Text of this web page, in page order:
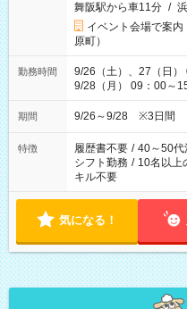
舞阪駅から車11分 /
イベント会場で案
原町）
勤務時間
9/26（土）、27（日
期間 9/26～9/28 ※3日間
特徴 履歴書不要 / 40～50代
シフト勤務 / 10名以上
キル不要
気になる！